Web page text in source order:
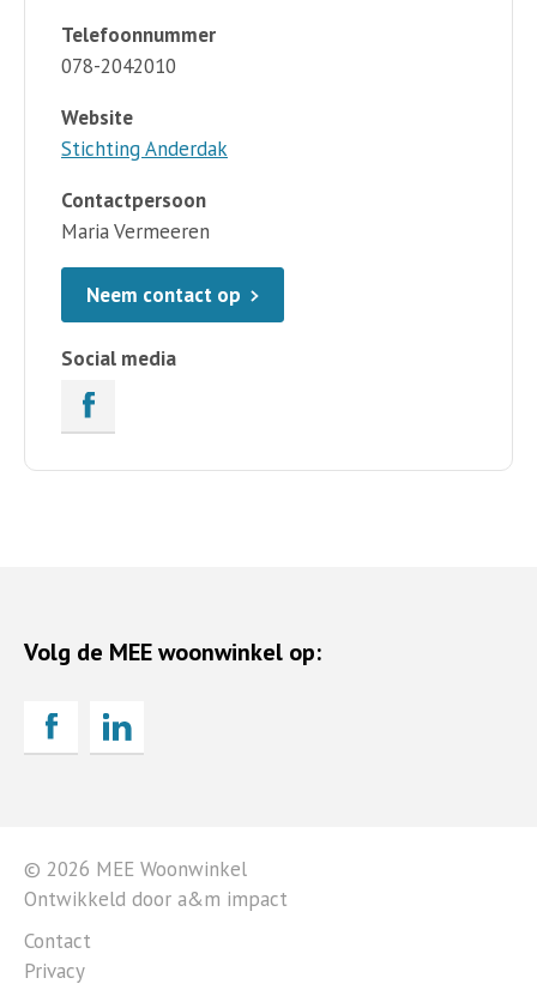
Telefoonnummer
078-2042010
Website
Stichting Anderdak
Contactpersoon
Maria Vermeeren
Neem contact op
Social media
Volg de MEE woonwinkel op:
© 2026 MEE Woonwinkel
Ontwikkeld door a&m impact
Contact
Privacy